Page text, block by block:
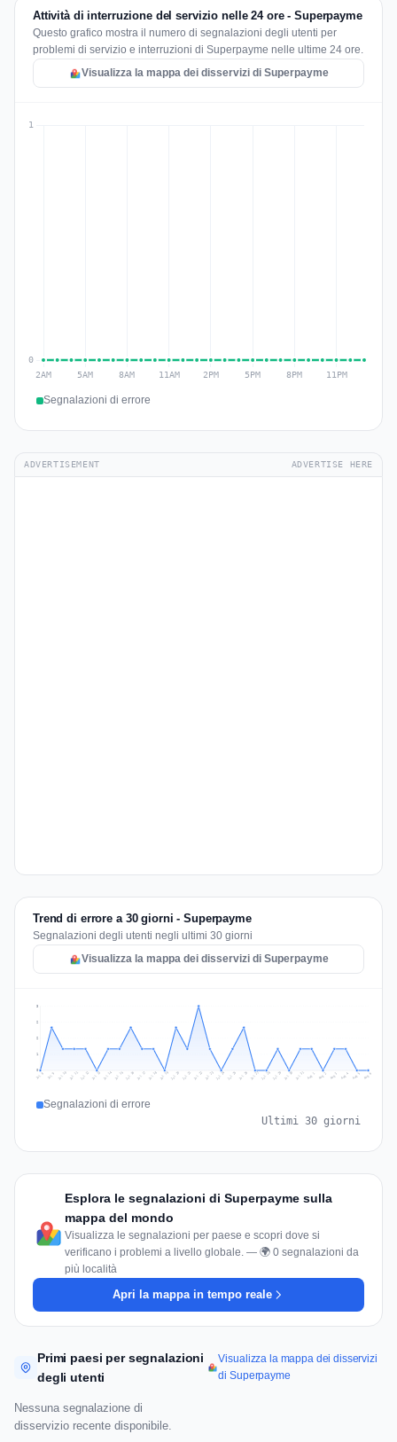
Attività di interruzione del servizio nelle 24 ore - Superpayme
Questo grafico mostra il numero di segnalazioni degli utenti per
problemi di servizio e interruzioni di Superpayme nelle ultime 24 ore.
Visualizza la mappa dei disservizi di Superpayme
Segnalazioni di errore
ADVERTISEMENT ADVERTISE HERE
Trend di errore a 30 giorni - Superpayme
Segnalazioni degli utenti negli ultimi 30 giorni
Visualizza la mappa dei disservizi di Superpayme
1
2
2
3
Jul 8 Jul 9 Jul 10 Jul 11 Jul 12 Jul 13 Jul 14 Jul 15 Jul 16 Jul 17 Jul 18 Jul 19 Jul 20 Jul 21 Jul 22 Jul 23 Jul 24 Jul 25 Jul 26 Jul 27 Jul 28 Jul 29 Jul 30 Jul 31 Aug 1 Aug 2 Aug 3 Aug 4 Aug 5 Aug 6
Segnalazioni di errore
Ultimi 30 giorni
Esplora le segnalazioni di Superpayme sulla
mappa del mondo
Visualizza le segnalazioni per paese e scopri dove si
verificano i problemi a livello globale. — 🌍 0 segnalazioni da
più località
Apri la mappa in tempo reale
Primi paesi per segnalazioni
degli utenti
Visualizza la mappa dei disservizi
di Superpayme
Nessuna segnalazione di
disservizio recente disponibile.